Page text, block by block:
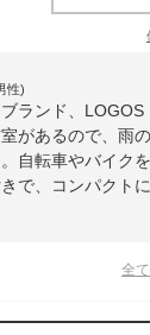
性)
ランド、
があるので、雨
自転車やバイク
で、コンパクト
全